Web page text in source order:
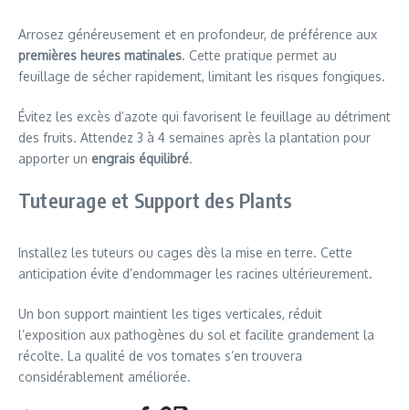
Arrosez généreusement et en profondeur, de préférence aux
premières heures matinales. Cette pratique permet au
feuillage de sécher rapidement, limitant les risques fongiques.
Évitez les excès d’azote qui favorisent le feuillage au détriment
des fruits. Attendez 3 à 4 semaines après la plantation pour
apporter un engrais équilibré.
Tuteurage et Support des Plants
Installez les tuteurs ou cages dès la mise en terre. Cette
anticipation évite d’endommager les racines ultérieurement.
Un bon support maintient les tiges verticales, réduit
l’exposition aux pathogènes du sol et facilite grandement la
récolte. La qualité de vos tomates s’en trouvera
considérablement améliorée.